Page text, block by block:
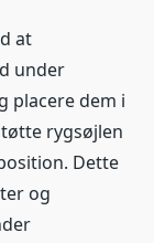
at
under
placere dem i
rygsøjlen
Dette
og